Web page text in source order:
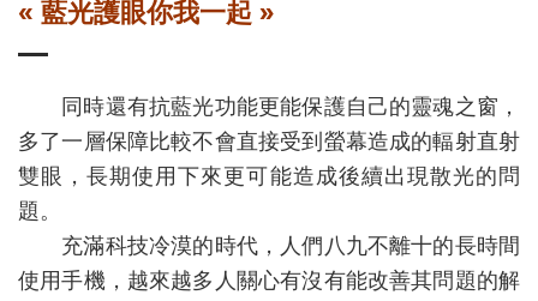
« 藍光護眼你我一起 »
同時還有抗藍光功能更能保護自己的靈魂之窗，
多了一層保障比較不會直接受到螢幕造成的輻射直射
雙眼，長期使用下來更可能造成後續出現散光的問
題。
充滿科技冷漠的時代，人們八九不離十的長時間
使用手機，越來越多人關心有沒有能改善其問題的解